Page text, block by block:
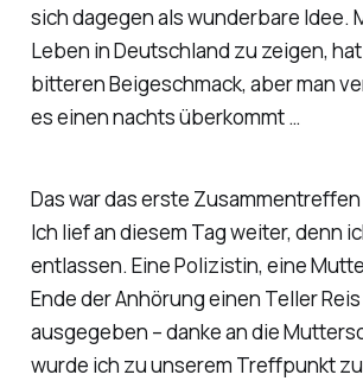
sich dagegen als wunderbare Idee.
Leben in Deutschland zu zeigen,
bitteren Beigeschmack, aber man
es einen nachts überkommt …
Das war das erste
Ich lief an diesem Tag weiter, denn
entlassen. Eine Polizistin, eine
Ende der Anhörung einen Teller
ausgegeben – danke an die
wurde ich zu unserem Treffpunkt